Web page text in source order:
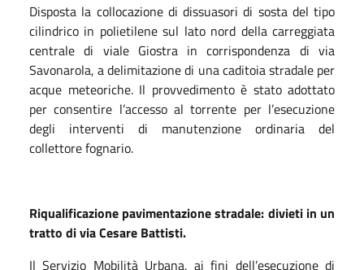
Disposta la collocazione di dissuasori di sosta del tipo
cilindrico in polietilene sul lato nord della carreggiata
centrale di viale Giostra in corrispondenza di via
Savonarola, a delimitazione di una caditoia stradale per
acque meteoriche. Il provvedimento è stato adottato
per consentire l’accesso al torrente per l’esecuzione
degli interventi di manutenzione ordinaria del
collettore fognario.
Riqualificazione pavimentazione stradale: divieti in un
tratto di via Cesare Battisti.
Il Servizio Mobilità Urbana, ai fini dell’esecuzione di